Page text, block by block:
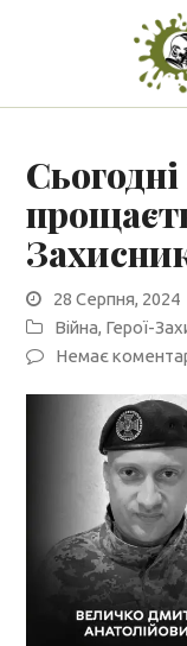
28 Серпня, 2024
Війна, Герої-
Немає